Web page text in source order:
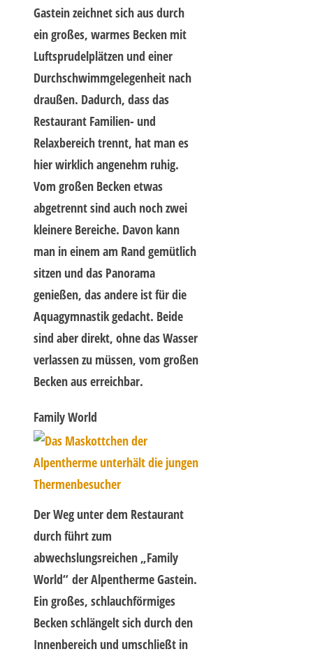
Gastein zeichnet sich aus durch
ein großes, warmes Becken mit
Luftsprudelplätzen und einer
Durchschwimmgelegenheit nach
draußen. Dadurch, dass das
Restaurant Familien- und
Relaxbereich trennt, hat man es
hier wirklich angenehm ruhig.
Vom großen Becken etwas
abgetrennt sind auch noch zwei
kleinere Bereiche. Davon kann
man in einem am Rand gemütlich
sitzen und das Panorama
genießen, das andere ist für die
Aquagymnastik gedacht. Beide
sind aber direkt, ohne das Wasser
verlassen zu müssen, vom großen
Becken aus erreichbar.
Family World
Der Weg unter dem Restaurant
durch führt zum
abwechslungsreichen „Family
World“ der Alpentherme Gastein.
Ein großes, schlauchförmiges
Becken schlängelt sich durch den
Innenbereich und umschließt in